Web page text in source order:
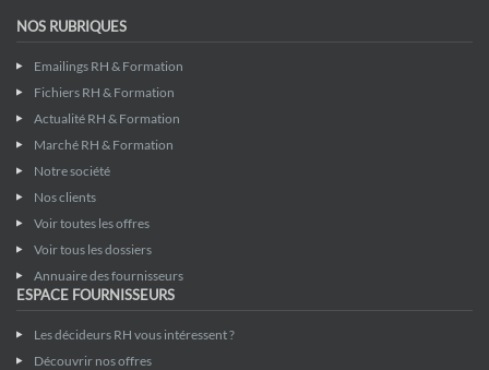
NOS RUBRIQUES
Emailings RH & Formation
Fichiers RH & Formation
Actualité RH & Formation
Marché RH & Formation
Notre société
Nos clients
Voir toutes les offres
Voir tous les dossiers
Annuaire des fournisseurs
ESPACE FOURNISSEURS
Les décideurs RH vous intéressent ?
Découvrir nos offres